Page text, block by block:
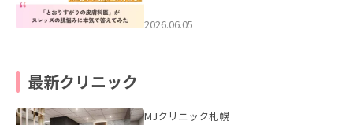
2026.06.05
最新クリニック
MJクリニック札幌